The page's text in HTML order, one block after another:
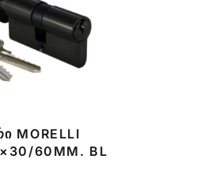
MORELLI
60MM. BL